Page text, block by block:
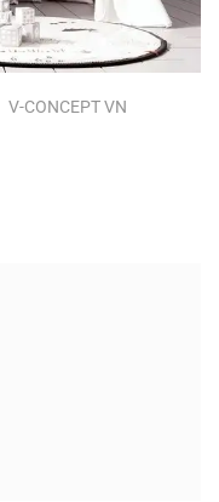
V-CONCEPT VN